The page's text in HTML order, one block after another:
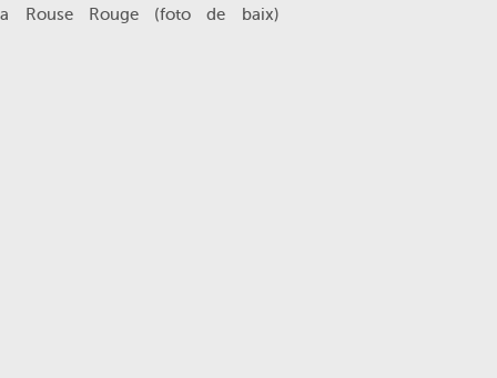
Rouse Rouge (foto de baix)